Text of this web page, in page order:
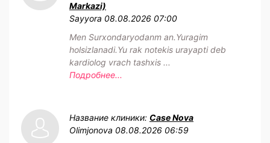
Markazi)
Sayyora 08.08.2026 07:00
Men Surxondaryodanm an.Yuragim
holsizlanadi.Yu rak notekis urayapti deb
kardiolog vrach tashxis ...
Подробнее...
Название клиники: Case Nova
Olimjonova 08.08.2026 06:59